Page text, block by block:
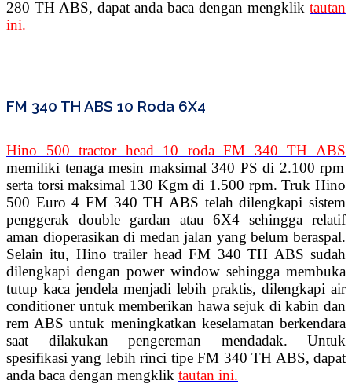
280 TH ABS, dapat anda baca dengan mengklik tautan
ini.
FM 340 TH ABS 10 Roda 6X4
Hino 500 tractor head 10 roda FM 340 TH ABS
memiliki tenaga mesin maksimal 340 PS di 2.100 rpm
serta torsi maksimal 130 Kgm di 1.500 rpm. Truk Hino
500 Euro 4 FM 340 TH ABS telah dilengkapi sistem
penggerak double gardan atau 6X4 sehingga relatif
aman dioperasikan di medan jalan yang belum beraspal.
Selain itu, Hino trailer head FM 340 TH ABS sudah
dilengkapi dengan power window sehingga membuka
tutup kaca jendela menjadi lebih praktis, dilengkapi air
conditioner untuk memberikan hawa sejuk di kabin dan
rem ABS untuk meningkatkan keselamatan berkendara
saat dilakukan pengereman mendadak. Untuk
spesifikasi yang lebih rinci tipe FM 340 TH ABS, dapat
anda baca dengan mengklik tautan ini.